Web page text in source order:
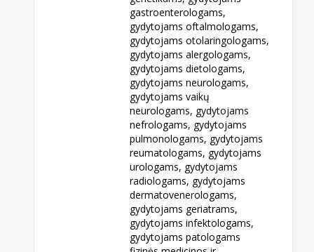
gastroenterologams,
gydytojams oftalmologams,
gydytojams otolaringologams,
gydytojams alergologams,
gydytojams dietologams,
gydytojams neurologams,
gydytojams vaikų
neurologams, gydytojams
nefrologams, gydytojams
pulmonologams, gydytojams
reumatologams, gydytojams
urologams, gydytojams
radiologams, gydytojams
dermatovenerologams,
gydytojams geriatrams,
gydytojams infektologams,
gydytojams patologams